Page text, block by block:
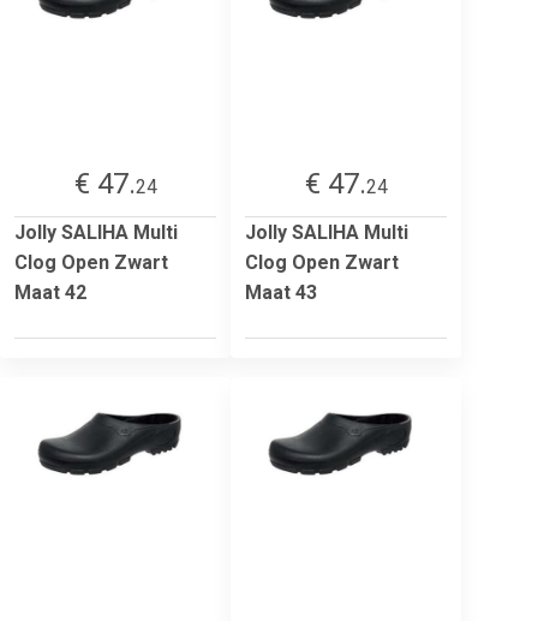
€ 47.24
Jolly SALIHA Multi
Clog Open Zwart
Maat 42
€ 47.24
Jolly SALIHA Multi
Clog Open Zwart
Maat 43